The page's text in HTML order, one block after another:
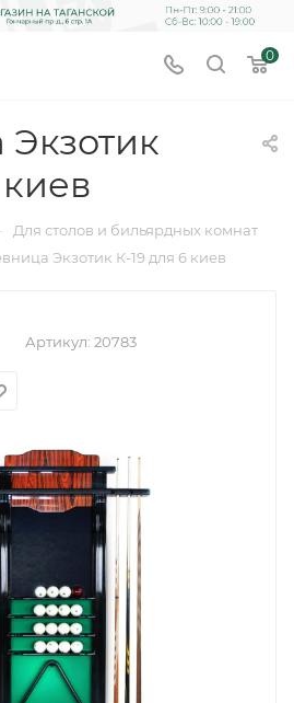
0
Для столов и бильярдных комнат
Экзотик К-19 для 6 киев
Артикул: 20783